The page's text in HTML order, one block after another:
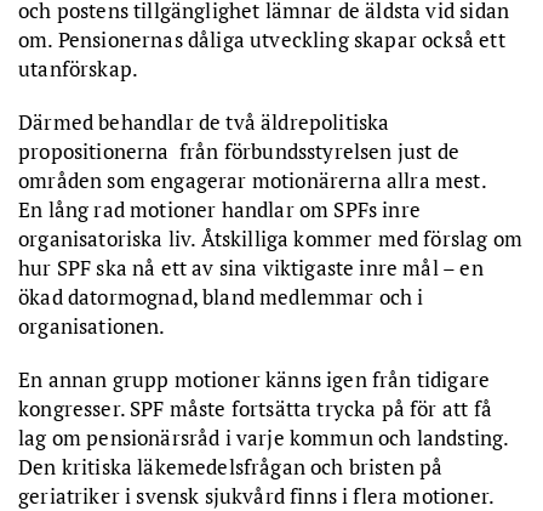
och postens tillgänglighet lämnar de äldsta vid sidan
om. Pensionernas dåliga utveckling skapar också ett
utanförskap.
Därmed behandlar de två äldrepolitiska
propositionerna från förbundsstyrelsen just de
områden som engagerar motionärerna allra mest.
En lång rad motioner handlar om SPFs inre
organisatoriska liv. Åtskilliga kommer med förslag om
hur SPF ska nå ett av sina viktigaste inre mål – en
ökad datormognad, bland medlemmar och i
organisationen.
En annan grupp motioner känns igen från tidigare
kongresser. SPF måste fortsätta trycka på för att få
lag om pensionärsråd i varje kommun och landsting.
Den kritiska läkemedelsfrågan och bristen på
geriatriker i svensk sjukvård finns i flera motioner.